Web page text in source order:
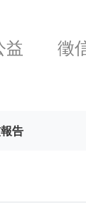
益 徵
告